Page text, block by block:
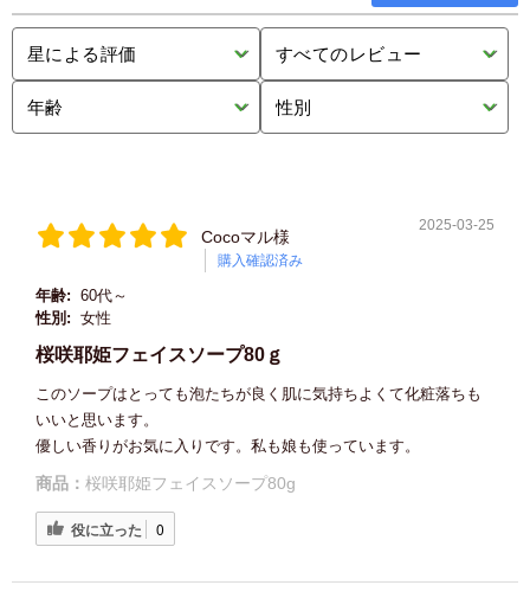
Cocoマル様
購入確認済み
2025-03-25
年齢: 60代～
性別: 女性
桜咲耶姫フェイスソープ80ｇ
このソープはとっても泡たちが良く肌に気持ちよくて化粧落ちも
いいと思います。
優しい香りがお気に入りです。私も娘も使っています。
商品： 桜咲耶姫フェイスソープ80g
役に立った 0